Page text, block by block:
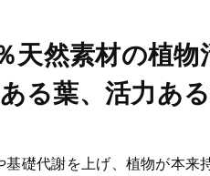
天然素材の植物
る葉、活力あ
基礎代謝を上げ、植物が本来